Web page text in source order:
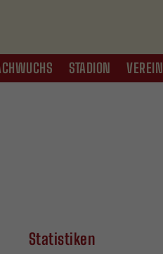
STADION VEREIN
Statistiken